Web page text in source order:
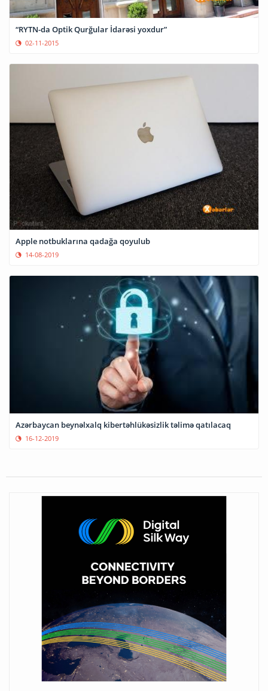
“RYTN-da Optik Qurğular İdarəsi yoxdur”
02-11-2015
Apple notbuklarına qadağa qoyulub
14-08-2019
Azərbaycan beynəlxalq kibertəhlükəsizlik təlimə qatılacaq
16-12-2019